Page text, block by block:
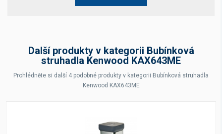
Další produkty v kategorii Bubínková
struhadla Kenwood KAX643ME
Prohlédněte si další 4 podobné produkty v kategorii Bubínková struhadla
Kenwood KAX643ME